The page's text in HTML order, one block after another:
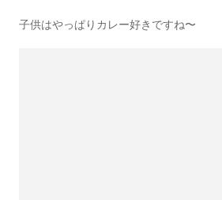
子供はやっぱりカレー好きですね〜